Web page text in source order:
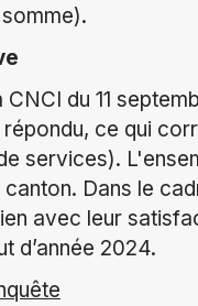
du 11
ce qui
services).
Dans le
avec leur
d’année 2024.